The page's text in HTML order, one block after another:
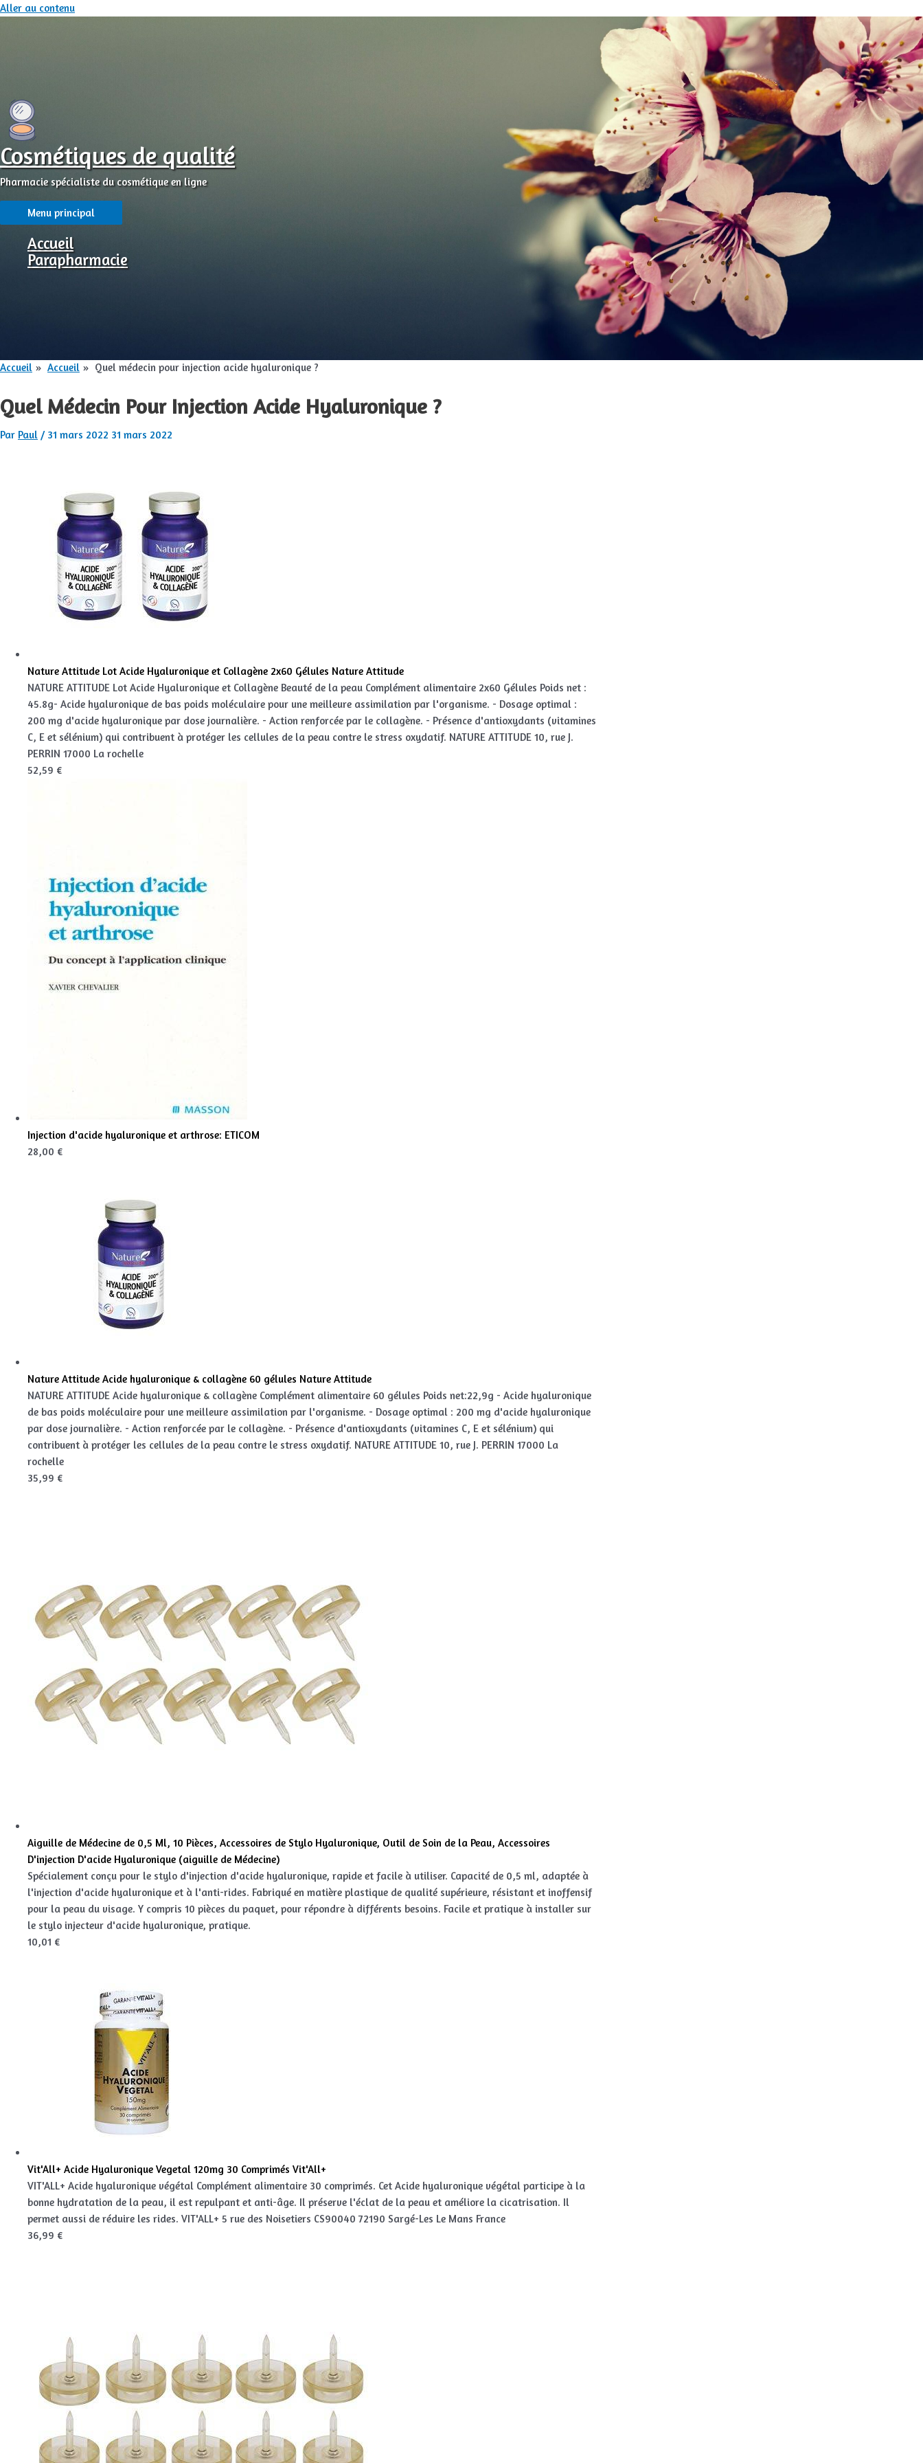
Aller au contenu
Cosmétiques de qualité
Pharmacie spécialiste du cosmétique en ligne
Menu principal
Accueil
Parapharmacie
Accueil Accueil Quel médecin pour injection acide hyaluronique ?
Quel Médecin Pour Injection Acide Hyaluronique ?
Par Paul / 31 mars 2022 31 mars 2022
Nature Attitude Lot Acide Hyaluronique et Collagène 2x60 Gélules Nature Attitude
NATURE ATTITUDE Lot Acide Hyaluronique et Collagène Beauté de la peau Complément alimentaire 2x60 Gélules Poids net :
45.8g- Acide hyaluronique de bas poids moléculaire pour une meilleure assimilation par l'organisme. - Dosage optimal :
200 mg d'acide hyaluronique par dose journalière. - Action renforcée par le collagène. - Présence d'antioxydants (vitamines
C, E et sélénium) qui contribuent à protéger les cellules de la peau contre le stress oxydatif. NATURE ATTITUDE 10, rue J.
PERRIN 17000 La rochelle
52,59 €
Injection d'acide hyaluronique et arthrose: ETICOM
28,00 €
Nature Attitude Acide hyaluronique & collagène 60 gélules Nature Attitude
NATURE ATTITUDE Acide hyaluronique & collagène Complément alimentaire 60 gélules Poids net:22,9g - Acide hyaluronique
de bas poids moléculaire pour une meilleure assimilation par l'organisme. - Dosage optimal : 200 mg d'acide hyaluronique
par dose journalière. - Action renforcée par le collagène. - Présence d'antioxydants (vitamines C, E et sélénium) qui
contribuent à protéger les cellules de la peau contre le stress oxydatif. NATURE ATTITUDE 10, rue J. PERRIN 17000 La
rochelle
35,99 €
Aiguille de Médecine de 0,5 Ml, 10 Pièces, Accessoires de Stylo Hyaluronique, Outil de Soin de la Peau, Accessoires
D'injection D'acide Hyaluronique (aiguille de Médecine)
Spécialement conçu pour le stylo d'injection d'acide hyaluronique, rapide et facile à utiliser. Capacité de 0,5 ml, adaptée à
l'injection d'acide hyaluronique et à l'anti-rides. Fabriqué en matière plastique de qualité supérieure, résistant et inoffensif
pour la peau du visage. Y compris 10 pièces du paquet, pour répondre à différents besoins. Facile et pratique à installer sur
le stylo injecteur d'acide hyaluronique, pratique.
10,01 €
Vit'All+ Acide Hyaluronique Vegetal 120mg 30 Comprimés Vit'All+
VIT'ALL+ Acide hyaluronique végétal Complément alimentaire 30 comprimés. Cet Acide hyaluronique végétal participe à la
bonne hydratation de la peau, il est repulpant et anti-âge. Il préserve l'éclat de la peau et améliore la cicatrisation. Il
permet aussi de réduire les rides. VIT'ALL+ 5 rue des Noisetiers CS90040 72190 Sargé-Les Le Mans France
36,99 €